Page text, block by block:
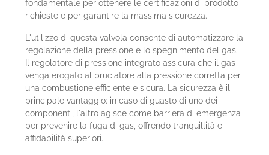
fondamentale per ottenere le certificazioni di prodotto
richieste e per garantire la massima sicurezza.
L'utilizzo di questa valvola consente di automatizzare la
regolazione della pressione e lo spegnimento del gas.
Il regolatore di pressione integrato assicura che il gas
venga erogato al bruciatore alla pressione corretta per
una combustione efficiente e sicura. La sicurezza è il
principale vantaggio: in caso di guasto di uno dei
componenti, l'altro agisce come barriera di emergenza
per prevenire la fuga di gas, offrendo tranquillità e
affidabilità superiori.